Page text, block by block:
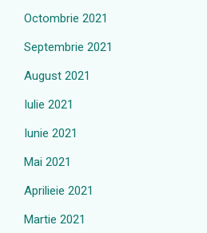
Octombrie 2021
Septembrie 2021
August 2021
Iulie 2021
Iunie 2021
Mai 2021
Aprilieie 2021
Martie 2021